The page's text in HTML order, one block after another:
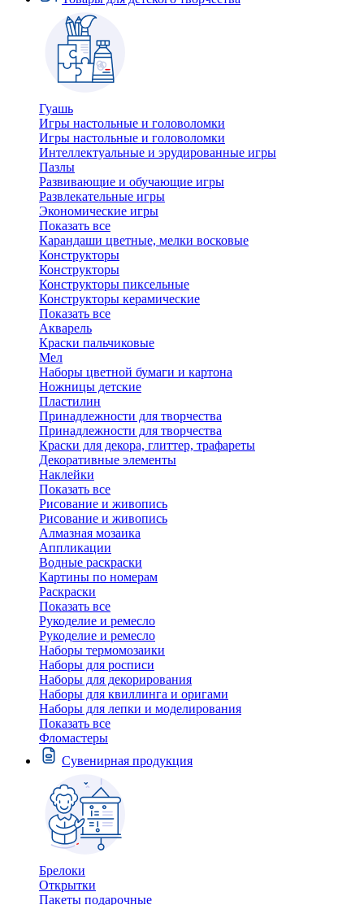
Гуашь
Игры настольные и головоломки
Игры настольные и головоломки
Интеллектуальные и эрудированные игры
Пазлы
Развивающие и обучающие игры
Развлекательные игры
Экономические игры
Показать все
Карандаши цветные, мелки восковые
Конструкторы
Конструкторы
Конструкторы пиксельные
Конструкторы керамические
Показать все
Акварель
Краски пальчиковые
Мел
Наборы цветной бумаги и картона
Ножницы детские
Пластилин
Принадлежности для творчества
Принадлежности для творчества
Краски для декора, глиттер, трафареты
Декоративные элементы
Наклейки
Показать все
Рисование и живопись
Рисование и живопись
Алмазная мозаика
Аппликации
Водные раскраски
Картины по номерам
Раскраски
Показать все
Рукоделие и ремесло
Рукоделие и ремесло
Наборы термомозаики
Наборы для росписи
Наборы для декорирования
Наборы для квиллинга и оригами
Наборы для лепки и моделирования
Показать все
Фломастеры
Сувенирная продукция
Брелоки
Открытки
Пакеты подарочные